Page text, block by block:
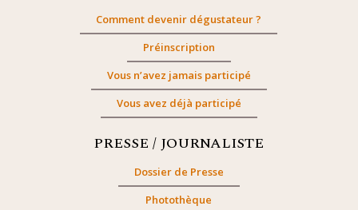
Comment devenir dégustateur ?
Préinscription
Vous n’avez jamais participé
Vous avez déjà participé
PRESSE / JOURNALISTE
Dossier de Presse
Photothèque